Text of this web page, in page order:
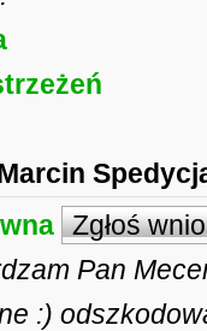
Zgłoś
Pan
:)